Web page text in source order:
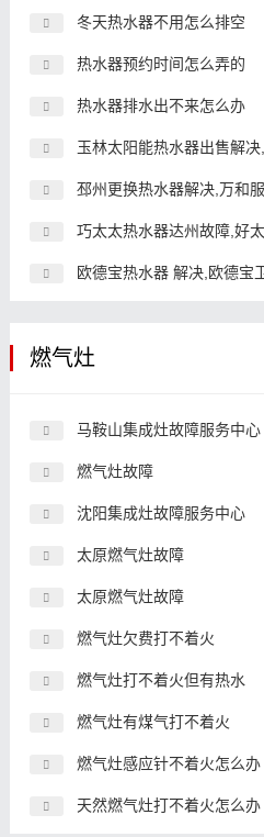
冬天热水器不用怎么排空
热水器预约时间怎么弄的
热水器排水出不来怎么办
玉林太阳能热水器出售解决,
邳州更换热水器解决,万和
巧太太热水器达州故障,好
欧德宝热水器 解决,欧德宝
燃气灶
马鞍山集成灶故障服务中心
燃气灶故障
沈阳集成灶故障服务中心
太原燃气灶故障
太原燃气灶故障
燃气灶欠费打不着火
燃气灶打不着火但有热水
燃气灶有煤气打不着火
燃气灶感应针不着火怎么办
天然燃气灶打不着火怎么办